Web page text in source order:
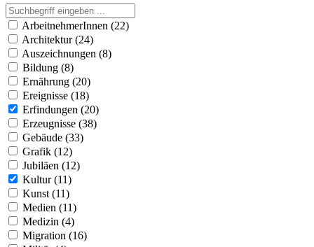
ArbeitnehmerInnen (22)
Architektur (24)
Auszeichnungen (8)
Bildung (8)
Ernährung (20)
Ereignisse (18)
Erfindungen (20)
Erzeugnisse (38)
Gebäude (33)
Grafik (12)
Jubiläen (12)
Kultur (11)
Kunst (11)
Medien (11)
Medizin (4)
Migration (16)